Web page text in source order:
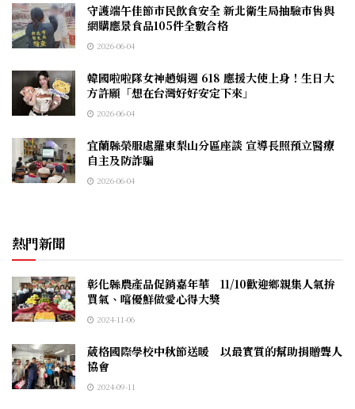
守護端午佳節市民飲食安全 新北衛生局抽驗市售與
網購應景食品105件全數合格
2026-06-04
韓國啦啦隊女神趙娟週 618 應援大使上身！生日大
方許願「想在台灣好好安定下來」
2026-06-04
宜蘭縣榮服處羅東梨山分區座談 宣導長照預立醫療
自主及防詐騙
2026-06-04
熱門新聞
彰化縣農產品促銷嘉年華 11/10歡迎鄉親集人氣拚
買氣、嚐優鮮做愛心得大獎
2024-11-06
葳格國際學校中秋節送暖 以最實質的幫助捐贈聾人
協會
2024-09-11